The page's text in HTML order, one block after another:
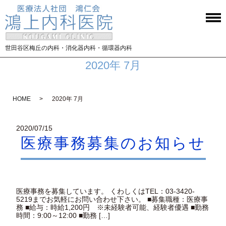
世田谷区梅丘の内科・消化器内科・循環器内科
2020年 7月
HOME 2020年 7月
2020/07/15
医療事務募集のお知らせ
医療事務を募集しています。 くわしくはTEL：03-3420-
5219までお気軽にお問い合わせ下さい。 ■募集職種：医療事
務 ■給与：時給1,200円 ※未経験者可能、経験者優遇 ■勤務
時間：9:00～12:00 ■勤務 […]